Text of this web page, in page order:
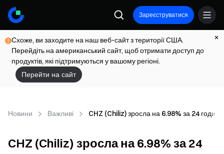
Зареєструватися
Схоже, ви заходите на наш веб-сайт з території США.
Перейдіть на американський сайт, щоб отримати доступ до
продуктів, які підтримуються у вашому регіоні.
Перейти на сайт
Новини Важливі CHZ (Chiliz) зросла на 6.98% за 24 години
CHZ (Chiliz) зросла на 6.98% за 24